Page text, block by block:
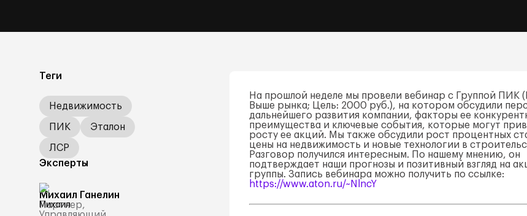
Теги
Недвижимость
ПИК Эталон
ЛСР
Эксперты
Михаил Ганелин
Партнер,
На прошлой неделе мы провели вебинар с Группой ПИК
Выше рынка; Цель: 2000 руб.), на котором обсудили
дальнейшего развития компании, факторы ее
преимущества и ключевые события, которые могут
росту ее акций. Мы также обсудили рост процентных
цены на недвижимость и новые технологии в
Разговор получился интересным. По нашему мнению, он
подтверждает наши прогнозы и позитивный взгляд на
группы. Запись вебинара можно получить по ссылке:
https://www.aton.ru/~NlncY